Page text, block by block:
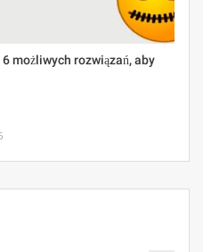
możliwych rozwiązań, aby